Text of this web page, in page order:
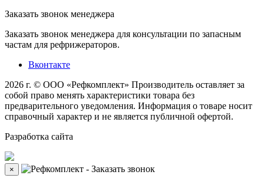
Заказать звонок менеджера
Заказать звонок менеджера для консультации по запасным
частам для рефрижераторов.
Вконтакте
2026 г. © ООО «Рефкомплект» Производитель оставляет за
собой право менять характеристики товара без
предварительного уведомления. Информация о товаре носит
справочный характер и не является публичной офертой.
Разработка сайта
×